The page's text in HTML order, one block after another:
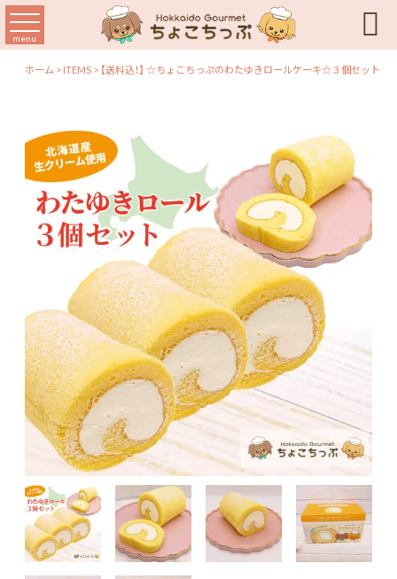
menu 
ホーム>ITEMS> 【送料込！】 ☆ちょこちっぷのわたゆきロールケーキ☆３個セット